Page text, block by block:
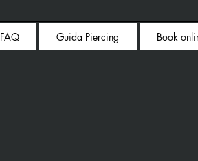
FAQ Guida Piercing Book